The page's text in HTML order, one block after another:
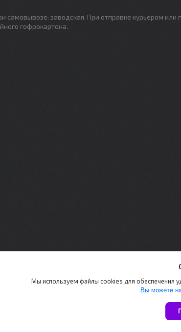
самовывозе: заводская. При отправке курьером
гофрокартона.
Мы используем файлы cookies для обеспечения
Вы можете